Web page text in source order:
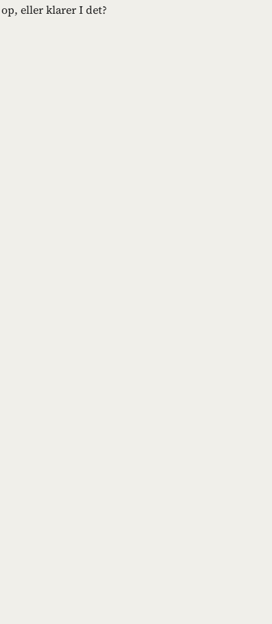
eller klarer I det?